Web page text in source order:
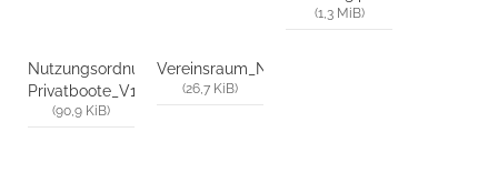
(1,3 MiB)
Nutzungsordnung
Privatboote_V1.1_20220613.pdf
(90,9 KiB)
(26,7 KiB)